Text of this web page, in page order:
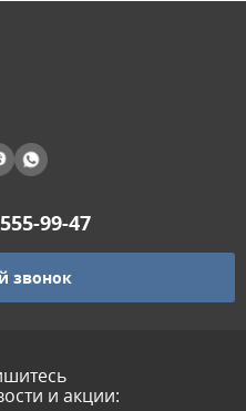
555-99-47
звонок
и акции: